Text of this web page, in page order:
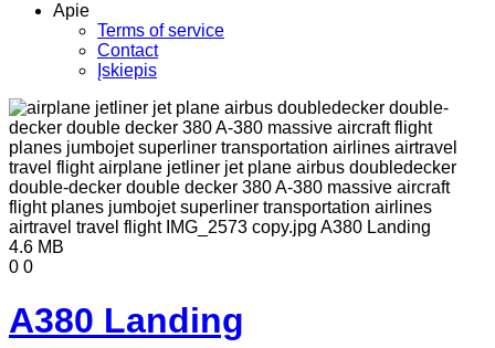
Apie
Terms of service
Contact
Įskiepis
4.6 MB
0 0
A380 Landing